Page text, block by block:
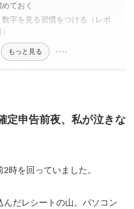
ておく
字を見る習慣をつける（レポ
もっと見る
定申告前夜、私が泣きな
時を回っていました。
んだレシートの山。パソコン